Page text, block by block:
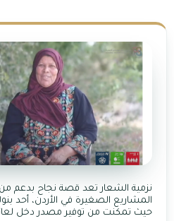
نزمية الشعار تعد قصة نجاح بدعم
المشاريع الصغيرة في الأردن، أحد
حيث تمكنت من توفير مصدر دخل